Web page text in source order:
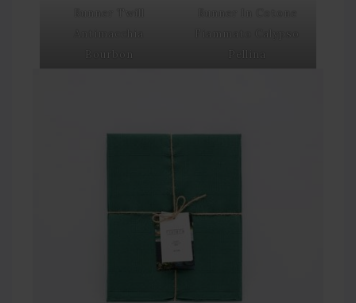
Antimacchia
Bourbon
Fiammato Calypso
Pellina